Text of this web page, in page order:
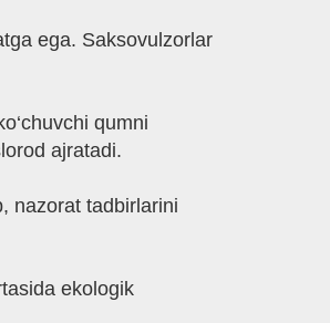
ega. Saksovulzorlar
qumni
ajratadi.
nazorat tadbirlarini
ekologik